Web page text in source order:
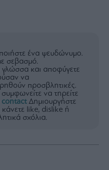
ένα ψευδώνυμο.
σεβασμό.
γλώσσα και αποφύγετε
να
προσβλητικές.
να τηρείτε
contactΔημιουργήστε
κάνετε like, dislike ή
σχόλια.